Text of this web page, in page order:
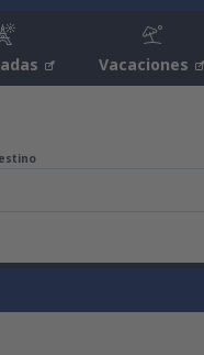
Vacaciones